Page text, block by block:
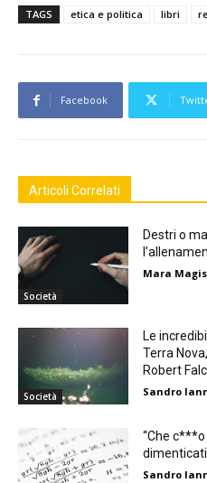
TAGS etica e politica libri
Facebook
Articoli Correlati
Società
Destri o
Mara
Società
Le
Terra
Robert
Sandro
“Che
Sandro